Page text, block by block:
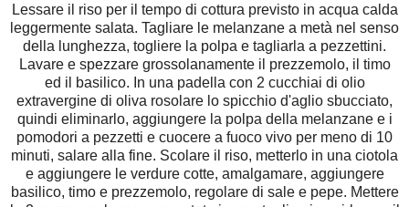
Lessare il riso per il tempo di cottura previsto in acqua calda
leggermente salata. Tagliare le melanzane a metà nel senso
della lunghezza, togliere la polpa e tagliarla a pezzettini.
Lavare e spezzare grossolanamente il prezzemolo, il timo
ed il basilico. In una padella con 2 cucchiai di olio
extravergine di oliva rosolare lo spicchio d'aglio sbucciato,
quindi eliminarlo, aggiungere la polpa della melanzane e i
pomodori a pezzetti e cuocere a fuoco vivo per meno di 10
minuti, salare alla fine. Scolare il riso, metterlo in una ciotola
e aggiungere le verdure cotte, amalgamare, aggiungere
basilico, timo e prezzemolo, regolare di sale e pepe. Mettere